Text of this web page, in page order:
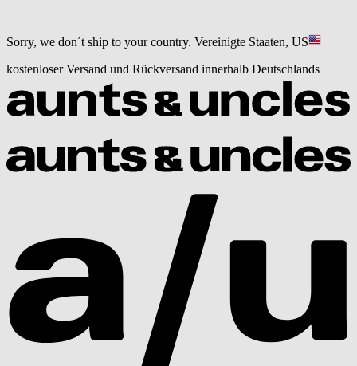
Sorry, we don´t ship to your country. Vereinigte Staaten, US
kostenloser Versand und Rückversand innerhalb Deutschlands